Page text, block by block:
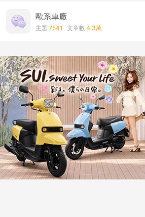
歐系車廠
主題 7541 文章數 4.3萬